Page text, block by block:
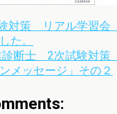
対策 リアル学習会
た。
診断士 2次試験対策
メッセージ」その２